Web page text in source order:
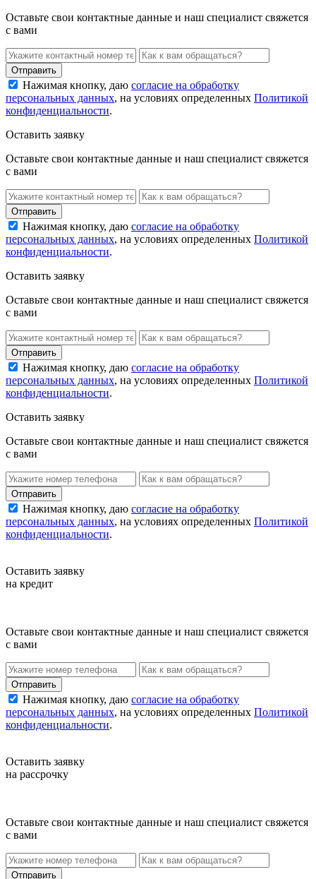
Оставьте свои контактные данные и наш специалист свяжется
с вами
Нажимая кнопку, даю согласие на обработку
персональных данных, на условиях определенных Политикой
конфиденциальности.
Оставить заявку
Оставьте свои контактные данные и наш специалист свяжется
с вами
Нажимая кнопку, даю согласие на обработку
персональных данных, на условиях определенных Политикой
конфиденциальности.
Оставить заявку
Оставьте свои контактные данные и наш специалист свяжется
с вами
Нажимая кнопку, даю согласие на обработку
персональных данных, на условиях определенных Политикой
конфиденциальности.
Оставить заявку
Оставьте свои контактные данные и наш специалист свяжется
с вами
Нажимая кнопку, даю согласие на обработку
персональных данных, на условиях определенных Политикой
конфиденциальности.
Оставить заявку
на кредит
Оставьте свои контактные данные и наш специалист свяжется
с вами
Нажимая кнопку, даю согласие на обработку
персональных данных, на условиях определенных Политикой
конфиденциальности.
Оставить заявку
на рассрочку
Оставьте свои контактные данные и наш специалист свяжется
с вами